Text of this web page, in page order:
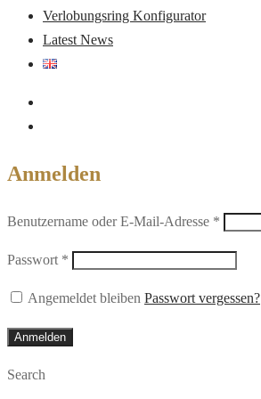
Verlobungsring Konfigurator
Latest News
Anmelden
Benutzername oder E-Mail-Adresse *
Passwort *
Angemeldet bleiben Passwort vergessen?
Anmelden
Search